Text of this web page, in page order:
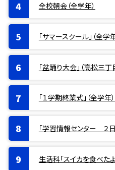
全校朝会（全学年）
「サマースクール」（全学年
「盆踊り大会」（高松三丁
「１学期終業式」（全学年）
「学習情報センター ２日
生活科「スイカを食べたよ